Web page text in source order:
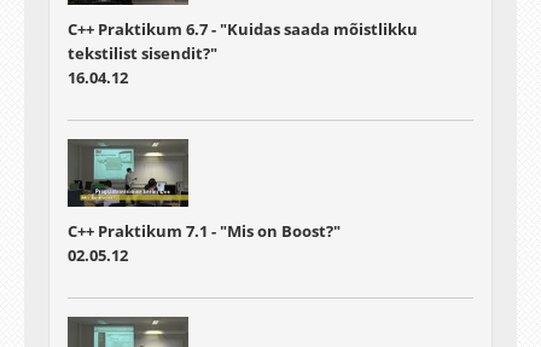
C++ Praktikum 6.7 - "Kuidas saada mõistlikku
tekstilist sisendit?"
16.04.12
C++ Praktikum 7.1 - "Mis on Boost?"
02.05.12